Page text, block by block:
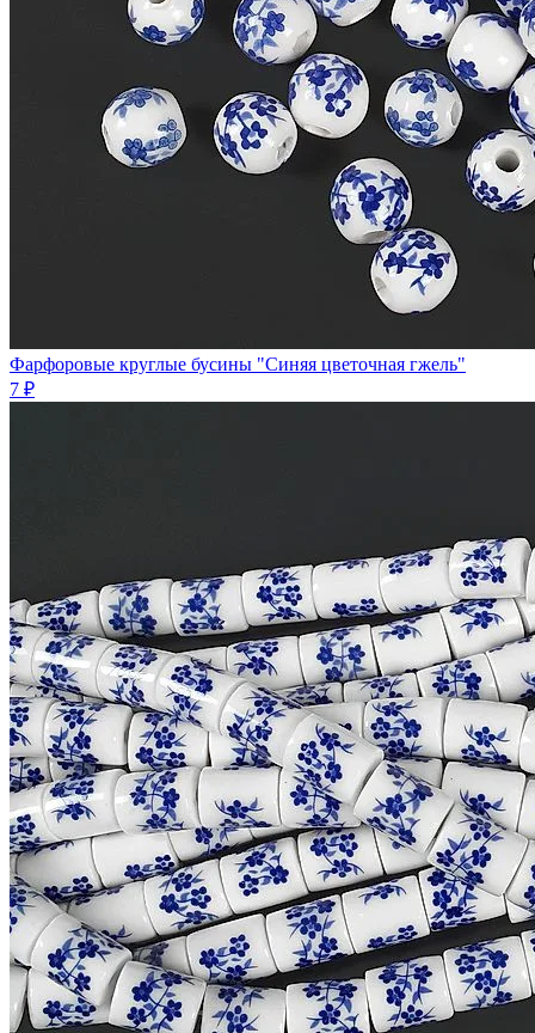
Фарфоровые круглые бусины "Синяя цветочная гжель"
7 ₽